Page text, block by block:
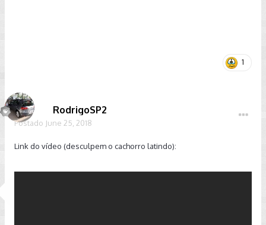
1
RodrigoSP2
Postado June 25, 2018
Link do vídeo (desculpem o cachorro latindo):